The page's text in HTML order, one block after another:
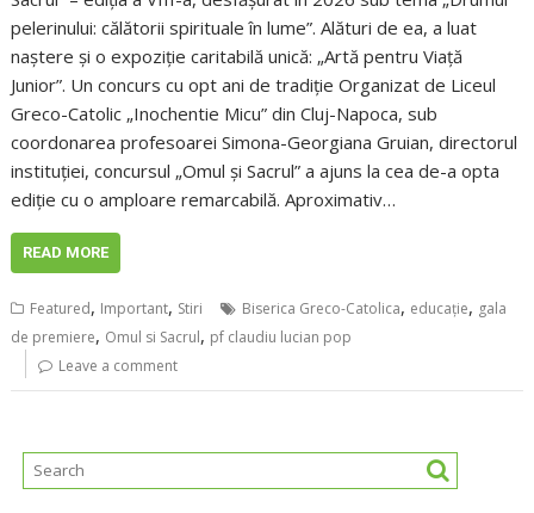
pelerinului: călătorii spirituale în lume”. Alături de ea, a luat
naștere și o expoziție caritabilă unică: „Artă pentru Viață
Junior”. Un concurs cu opt ani de tradiție Organizat de Liceul
Greco-Catolic „Inochentie Micu” din Cluj-Napoca, sub
coordonarea profesoarei Simona-Georgiana Gruian, directorul
instituției, concursul „Omul și Sacrul” a ajuns la cea de-a opta
ediție cu o amploare remarcabilă. Aproximativ…
READ MORE
Featured, Important, Stiri Biserica Greco-Catolica, educaţie, gala
de premiere, Omul si Sacrul, pf claudiu lucian pop
Leave a comment